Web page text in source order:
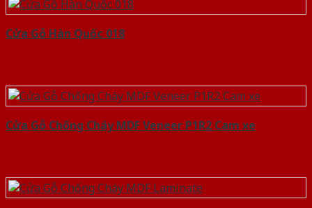
Cửa Gỗ Hàn Quốc 018
Cửa Gỗ Chống Cháy MDF Veneer P1R2 Cam xe